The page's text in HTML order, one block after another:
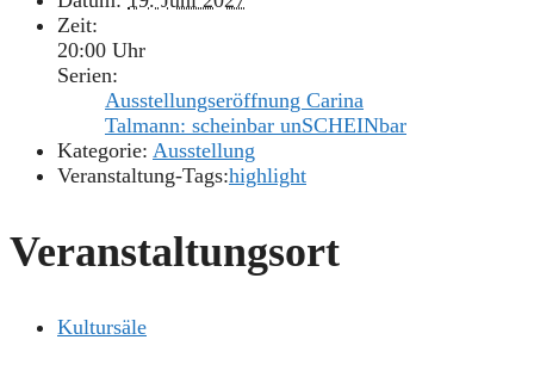
Zeit:
20:00 Uhr
Serien:
Ausstellungseröffnung Carina
Talmann: scheinbar unSCHEINbar
Kategorie: Ausstellung
Veranstaltung-Tags:highlight
Veranstaltungsort
Kultursäle